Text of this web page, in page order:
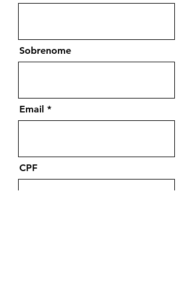
Sobrenome
Email
CPF